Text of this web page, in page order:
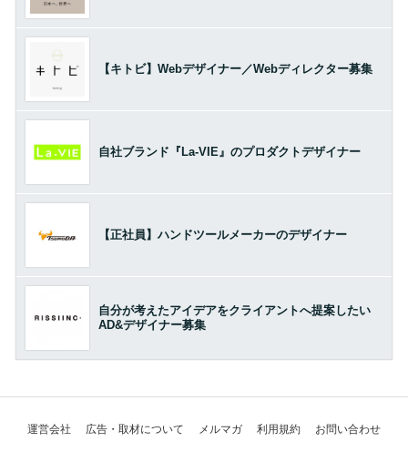
【キトビ】Webデザイナー／Webディレクター募集
自社ブランド『La-VIE』のプロダクトデザイナー
【正社員】ハンドツールメーカーのデザイナー
自分が考えたアイデアをクライアントへ提案したい
AD&デザイナー募集
運営会社 広告・取材について メルマガ 利用規約 お問い合わせ